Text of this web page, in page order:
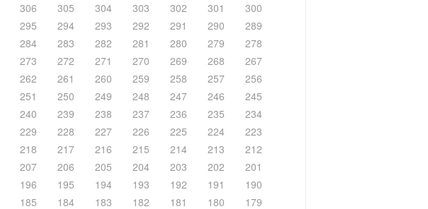
306 305 304 303 302 301
300
295 294 293 292 291 290
289
284 283 282 281 280 279
278
273 272 271 270 269 268
267
262 261 260 259 258 257
256
251 250 249 248 247 246
245
240 239 238 237 236 235
234
229 228 227 226 225 224
223
218 217 216 215 214 213
212
207 206 205 204 203 202
201
196 195 194 193 192 191
190
185 184 183 182 181 180 179